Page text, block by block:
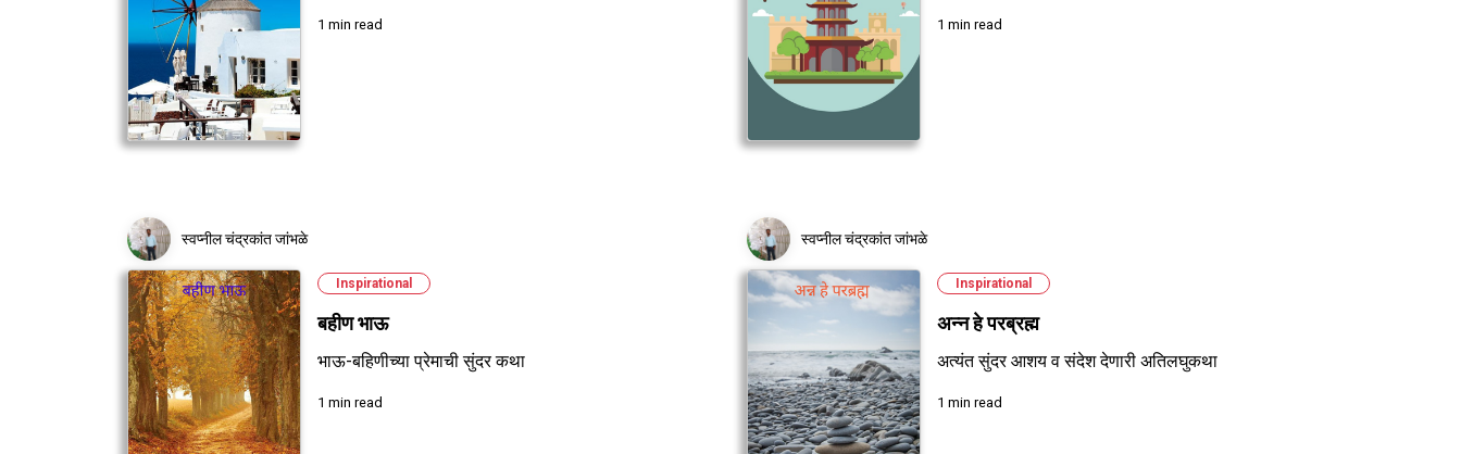
1 min read 1 min read
स्वप्नील चंद्रकांत जांभळे
Inspirational
बहीण भाऊ
भाऊ-बहिणीच्या प्रेमाची सुंदर कथा
1 min read
स्वप्नील चंद्रकांत जांभळे
Inspirational
अन्न हे परब्रह्म
अत्यंत सुंदर आशय व संदेश देणारी अतिलघुकथा
1 min read